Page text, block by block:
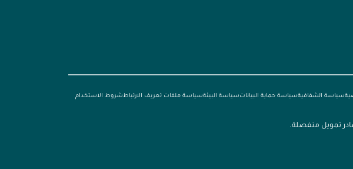
سياسة الشفافيةسياسة حماية البياناتسياسة البيئةسياسة ملفات تعريف الارتباطشروط الاستخدام
تمويل منفصلة.